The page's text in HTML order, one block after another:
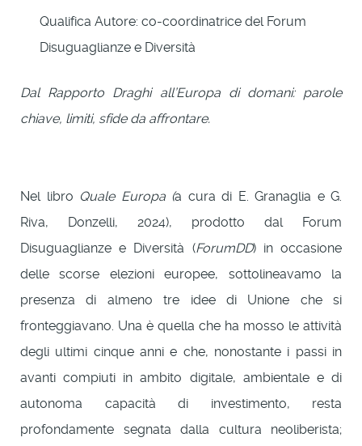
Qualifica Autore: co-coordinatrice del Forum
Disuguaglianze e Diversità
Dal Rapporto Draghi all’Europa di domani: parole
chiave, limiti, sfide da affrontare.
Nel libro Quale Europa (a cura di E. Granaglia e G.
Riva, Donzelli, 2024), prodotto dal Forum
Disuguaglianze e Diversità (ForumDD) in occasione
delle scorse elezioni europee, sottolineavamo la
presenza di almeno tre idee di Unione che si
fronteggiavano. Una è quella che ha mosso le attività
degli ultimi cinque anni e che, nonostante i passi in
avanti compiuti in ambito digitale, ambientale e di
autonoma capacità di investimento, resta
profondamente segnata dalla cultura neoliberista;